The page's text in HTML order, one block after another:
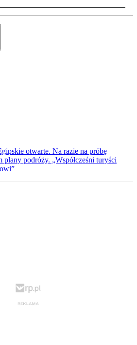
otwarte. Na razie na próbę
plany podróży. „Współcześni turyści